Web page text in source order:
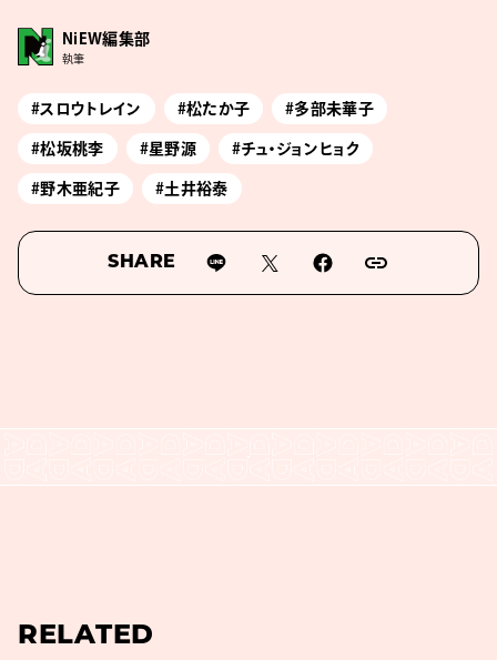
NiEW編集部
執筆
#スロウトレイン #松たか子 #多部未華子
#松坂桃李 #星野源 #チュ・ジョンヒョク
#野木亜紀子 #土井裕泰
SHARE
RELATED